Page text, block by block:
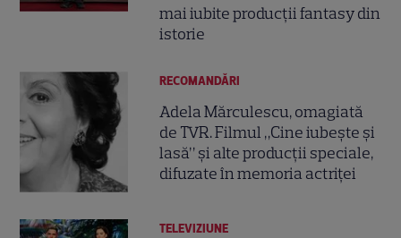
mai iubite producții fantasy din
istorie
RECOMANDĂRI
Adela Mărculescu, omagiată
de TVR. Filmul „Cine iubește și
lasă” și alte producții speciale,
difuzate în memoria actriței
TELEVIZIUNE